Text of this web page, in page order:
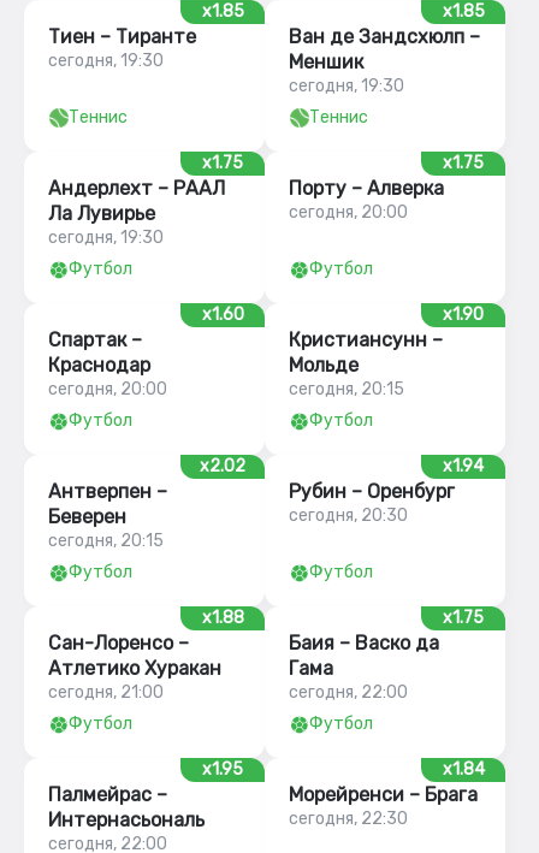
x1.85
Тиен – Тиранте
сегодня, 19:30
Теннис
x1.85
Ван де Зандсхюлп –
Меншик
сегодня, 19:30
Теннис
x1.75
Андерлехт – РААЛ
Ла Лувирье
сегодня, 19:30
Футбол
x1.75
Порту – Алверка
сегодня, 20:00
Футбол
x1.60
Спартак –
Краснодар
сегодня, 20:00
Футбол
x1.90
Кристиансунн –
Мольде
сегодня, 20:15
Футбол
x2.02
Антверпен –
Беверен
сегодня, 20:15
Футбол
x1.94
Рубин – Оренбург
сегодня, 20:30
Футбол
x1.88
Сан-Лоренсо –
Атлетико Хуракан
сегодня, 21:00
Футбол
x1.75
Баия – Васко да
Гама
сегодня, 22:00
Футбол
x1.95
Палмейрас –
Интернасьональ
сегодня, 22:00
x1.84
Морейренси – Брага
сегодня, 22:30